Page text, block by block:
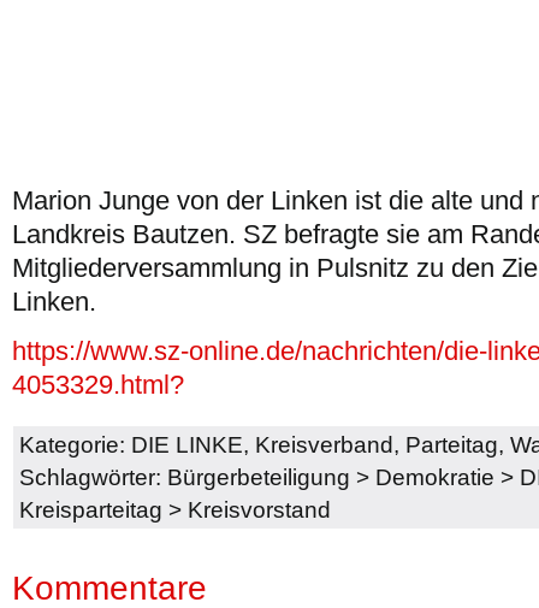
Marion Junge von der Linken ist die alte und
Landkreis Bautzen. SZ befragte sie am
Mitgliederversammlung in Pulsnitz zu den
Linken.
https://www.sz-online.de/nachrichten/die-
4053329.html?
Kategorie: DIE LINKE, Kreisverband, Parteitag,
Schlagwörter: Bürgerbeteiligung > Demokratie >
Kreisparteitag > Kreisvorstand
Kommentare